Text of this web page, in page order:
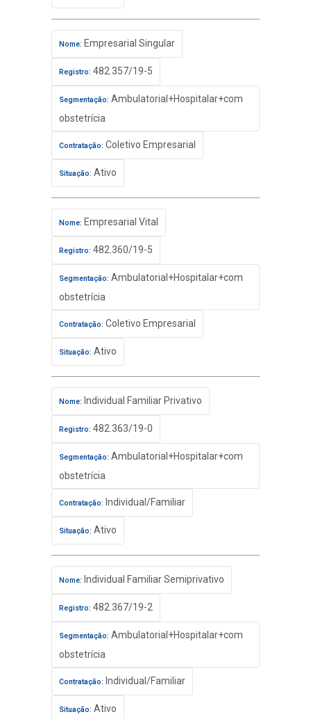
Nome: Empresarial Singular
Registro: 482.357/19-5
Segmentação: Ambulatorial+Hospitalar+com
obstetrícia
Contratação: Coletivo Empresarial
Situação: Ativo
Nome: Empresarial Vital
Registro: 482.360/19-5
Segmentação: Ambulatorial+Hospitalar+com
obstetrícia
Contratação: Coletivo Empresarial
Situação: Ativo
Nome: Individual Familiar Privativo
Registro: 482.363/19-0
Segmentação: Ambulatorial+Hospitalar+com
obstetrícia
Contratação: Individual/Familiar
Situação: Ativo
Nome: Individual Familiar Semiprivativo
Registro: 482.367/19-2
Segmentação: Ambulatorial+Hospitalar+com
obstetrícia
Contratação: Individual/Familiar
Situação: Ativo